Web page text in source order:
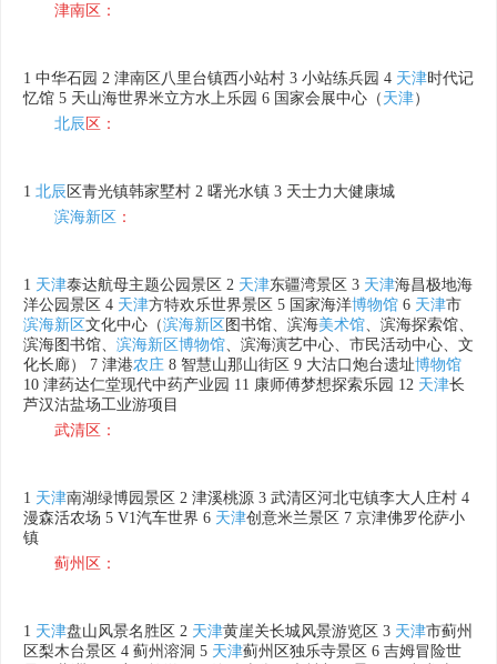
津南区：
1 中华石园 2 津南区八里台镇西小站村 3 小站练兵园 4 天津时代记
忆馆 5 天山海世界米立方水上乐园 6 国家会展中心（ 天津）
北辰区：
1 北辰 区青光镇韩家墅村 2 曙光水镇 3 天士力大健康城
滨海新区 ：
1 天津泰达航母主题公园景区 2 天津东疆湾景区 3 天津海昌极地海
洋公园景区 4 天津方特欢乐世界景区 5 国家海洋博物馆 6 天津市
滨海新区文化中心（滨海新区 图书馆、滨海美术馆、滨海探索馆、
滨海图书馆、 滨海新区博物馆、滨海演艺中心、市民活动中心、文
化长廊） 7 津港农庄 8 智慧山那山街区 9 大沽口炮台遗址博物馆
10 津药达仁堂现代中药产业园 11 康师傅梦想探索乐园 12 天津长
芦汉沽盐场工业游项目
武清区：
1 天津南湖绿博园景区 2 津溪桃源 3 武清区河北屯镇李大人庄村 4
漫森活农场 5 V1汽车世界 6 天津创意米兰景区 7 京津佛罗伦萨小
镇
蓟州区：
1 天津盘山风景名胜区 2 天津黄崖关长城风景游览区 3 天津市蓟州
区梨木台景区 4 蓟州溶洞 5 天津蓟州区独乐寺景区 6 吉姆冒险世